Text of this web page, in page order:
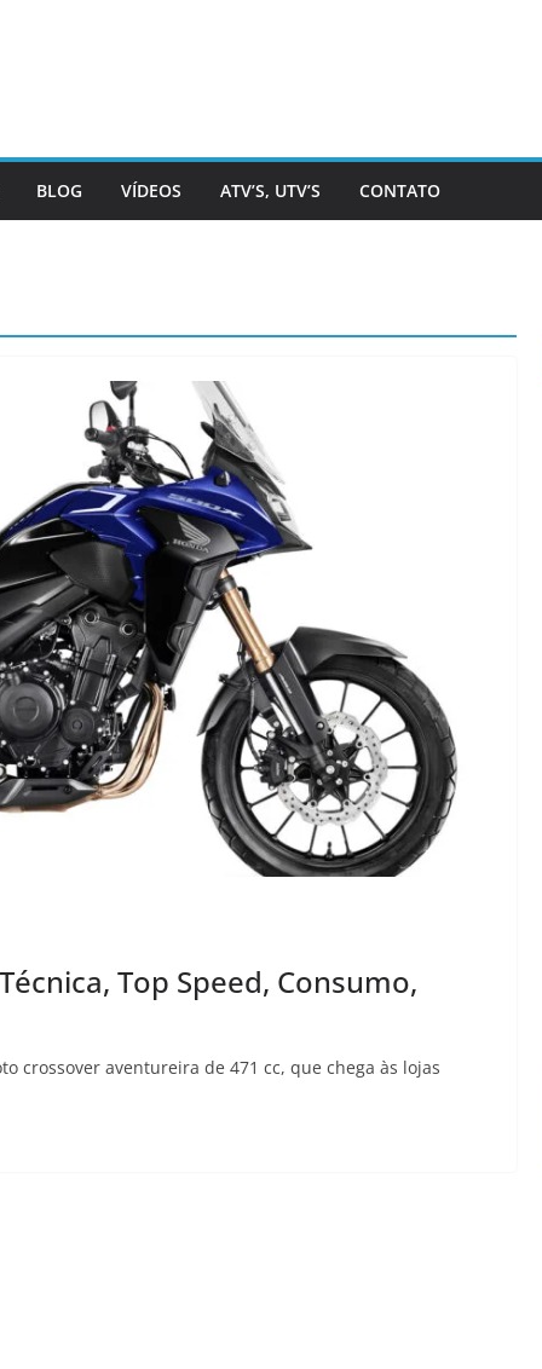
BLOG VÍDEOS ATV’S, UTV’S CONTATO
Top Speed, Consumo,
crossover aventureira de 471 cc, que chega às lojas